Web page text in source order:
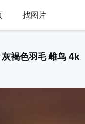
找图片
褐色羽毛 雌鸟 4k